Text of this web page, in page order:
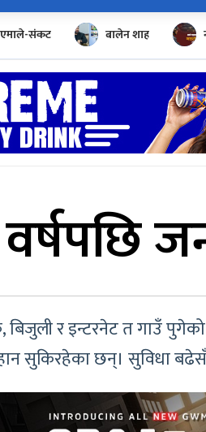
एमाले-संकट बालेन शाह
र इन्टरनेट त गाउँ पुगेको
सुकिरहेका छन्। सुविधा